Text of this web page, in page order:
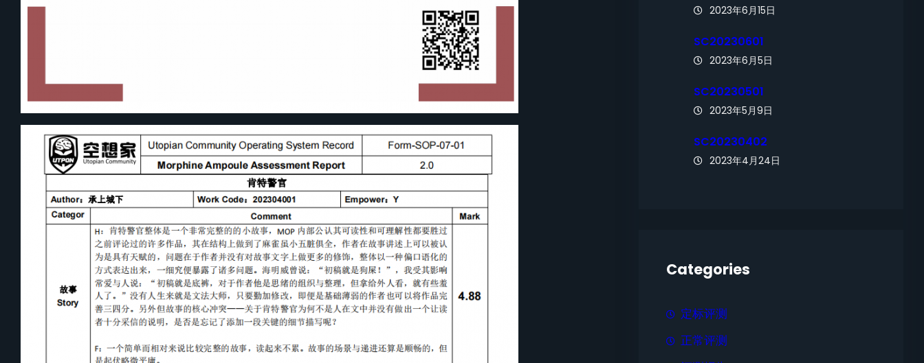
2023年6月15日
SC20230601
2023年6月5日
SC20230501
2023年5月9日
SC20230402
2023年4月24日
Categories
定标评测
正常评测